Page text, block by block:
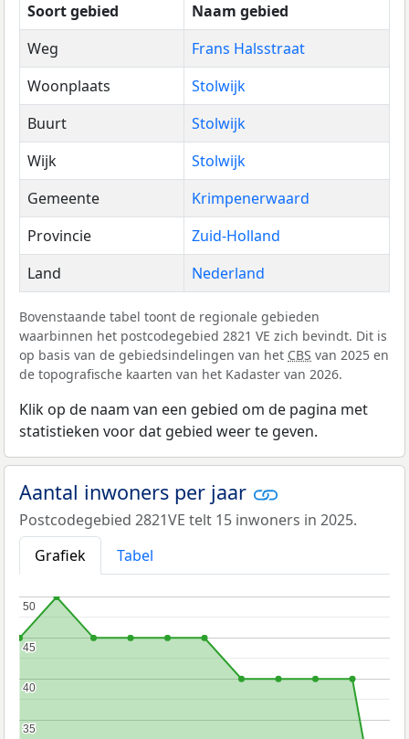
Soort gebied
Naam gebied
Weg
Frans Halsstraat
Woonplaats
Stolwijk
Buurt
Stolwijk
Wijk
Stolwijk
Gemeente
Krimpenerwaard
Provincie
Zuid-Holland
Land
Nederland
Bovenstaande tabel toont de regionale gebieden
waarbinnen het postcodegebied 2821 VE zich bevindt. Dit is
op basis van de gebiedsindelingen van het CBS van 2025 en
de topografische kaarten van het Kadaster van 2026.
Klik op de naam van een gebied om de pagina met
statistieken voor dat gebied weer te geven.
Aantal inwoners per jaar
Postcodegebied 2821VE telt 15 inwoners in 2025.
Grafiek
Tabel
35
35
40
40
45
45
50
50